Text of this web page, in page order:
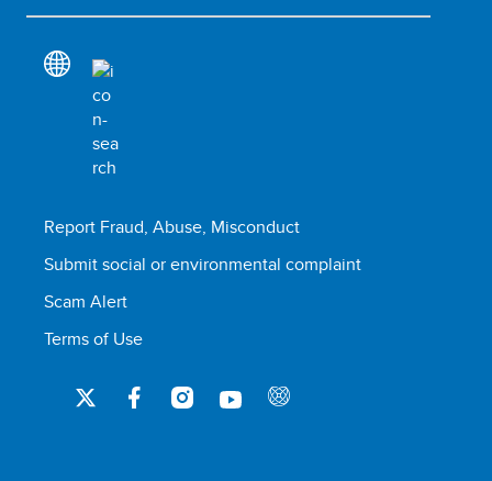
Report Fraud, Abuse, Misconduct
Submit social or environmental complaint
Scam Alert
Terms of Use